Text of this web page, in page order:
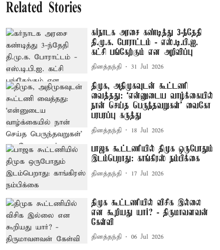
Related Stories
கர்நாடக அரசை கண்டித்து 3-ந்தேதி
தி.மு.க. போராட்டம் - எஸ்.டி.பி.ஐ.
கட்சி பங்கேற்கும் என அறிவிப்பு
தினத்தந்தி 31 Jul 2026
திமுக, அதிமுகவுடன் கூட்டணி
வைத்தது: ‘என்னுடைய வாழ்க்கையில்
நான் செய்த பெருந்தவறுகள்’ வைகோ
பரபரப்பு கருத்து
தினத்தந்தி 18 Jul 2026
பாஜக கூட்டணியில் திமுக ஒருபோதும்
இடம்பெறாது: காங்கிரஸ் நம்பிக்கை
தினத்தந்தி 17 Jul 2026
திமுக கூட்டணியில் விசிக இல்லை
என கூறியது யார்? - திருமாவளவன்
கேள்வி
தினத்தந்தி 06 Jul 2026